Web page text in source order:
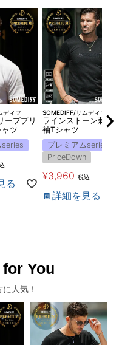
ディフ
ーブプリ
ツ
series
る
SOMEDIFF/サムディフ
ラインストーン刺繍半
袖Tシャツ
プレミアムseries
PriceDown
¥3,960 税込
詳細を見る
You
人気！